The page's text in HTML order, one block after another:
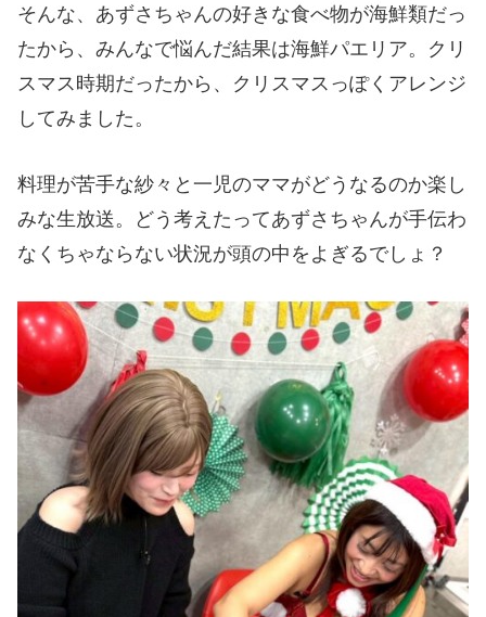
そんな、あずさちゃんの好きな食べ物が海鮮類だっ
たから、みんなで悩んだ結果は海鮮パエリア。クリ
スマス時期だったから、クリスマスっぽくアレンジ
してみました。
料理が苦手な紗々と一児のママがどうなるのか楽し
みな生放送。どう考えたってあずさちゃんが手伝わ
なくちゃならない状況が頭の中をよぎるでしょ？